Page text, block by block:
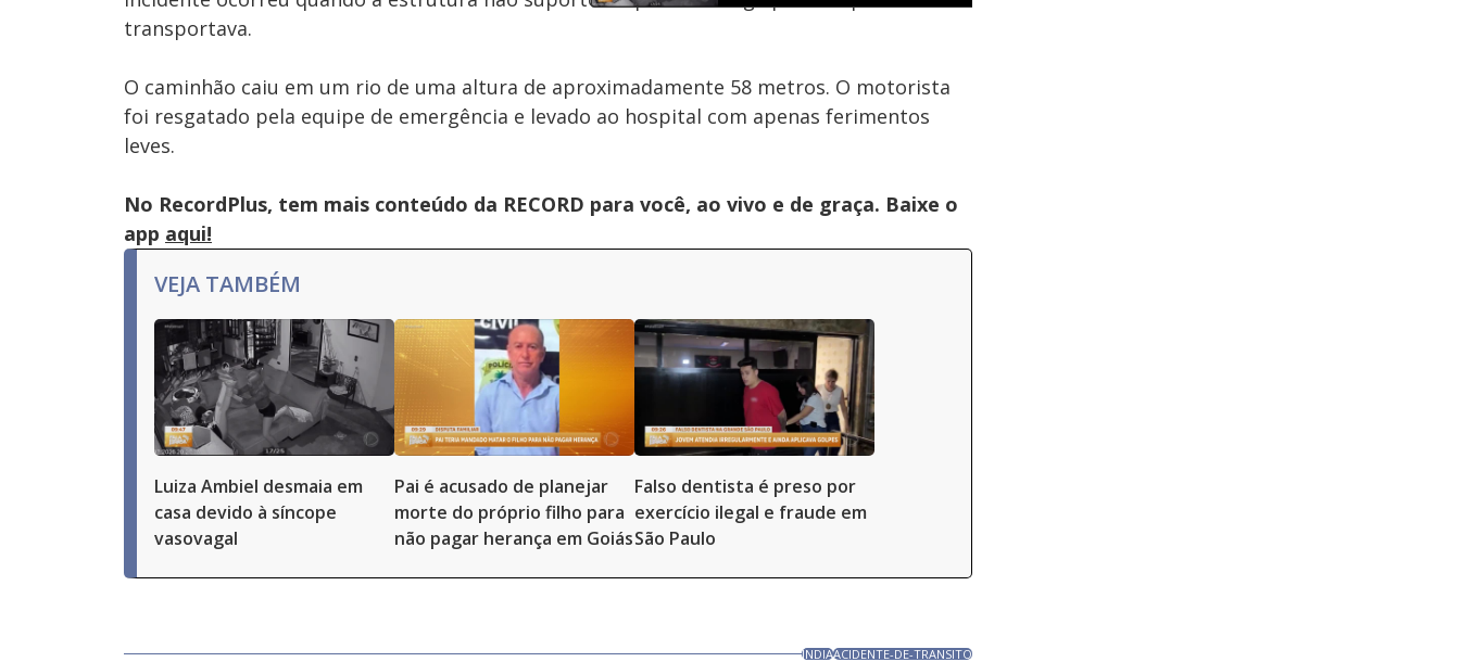
transportava.
O caminhão caiu em um rio de uma altura de aproximadamente 58 metros. O motorista
foi resgatado pela equipe de emergência e levado ao hospital com apenas ferimentos
leves.
No RecordPlus, tem mais conteúdo da RECORD para você, ao vivo e de graça. Baixe o
app aqui!
VEJA TAMBÉM
Luiza Ambiel desmaia em
casa devido à síncope
vasovagal
Pai é acusado de planejar
morte do próprio filho para
não pagar herança em Goiás
Falso dentista é preso por
exercício ilegal e fraude em
São Paulo
ÍNDIAACIDENTE-DE-TRANSITO